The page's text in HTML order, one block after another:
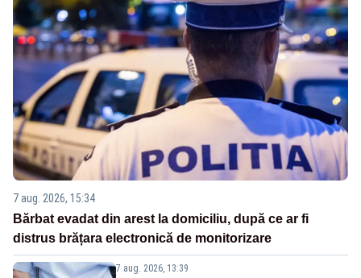
7 aug. 2026, 15:34
Bărbat evadat din arest la domiciliu, după ce ar fi
distrus brățara electronică de monitorizare
7 aug. 2026, 13:39